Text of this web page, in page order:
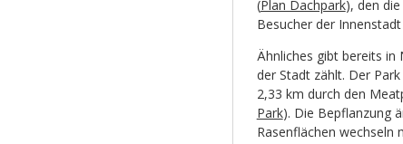
(Plan Dachpark), den die
Besucher der
Ähnliches gibt bereits in
der Stadt zählt. Der
2,33 km durch den
Park). Die Bepflanzung
Rasenflächen wechseln